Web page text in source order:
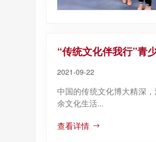
“传统文化伴我行”
2021-09-22
中国的传统文化博大精深
余文化生活...
查看详情